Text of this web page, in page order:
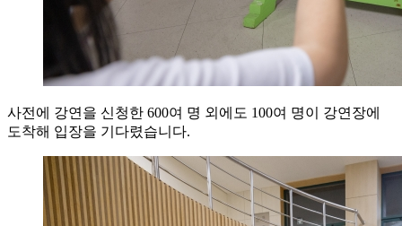
사전에 강연을 신청한 600여 명 외에도 100여 명이 강연장에
도착해 입장을 기다렸습니다.